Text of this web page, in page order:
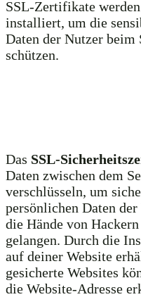
SSL-Zertifikate
installiert, um die
Daten der Nutzer beim
schützen.
Das SSL-
Daten zwischen dem
verschlüsseln, um
persönlichen Daten
die Hände von
gelangen. Durch die
auf deiner Website
gesicherte Websites
die Website-Adresse